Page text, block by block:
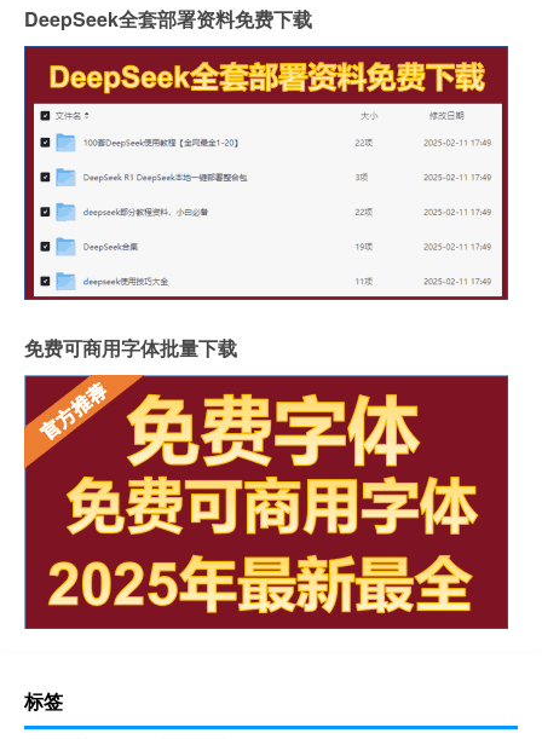
DeepSeek全套部署资料免费下载
免费可商用字体批量下载
标签